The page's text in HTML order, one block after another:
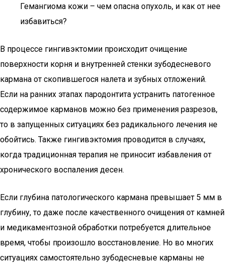
Гемангиома кожи – чем опасна опухоль, и как от нее
избавиться?
В процессе гингивэктомии происходит очищение
поверхности корня и внутренней стенки зубодесневого
кармана от скопившегося налета и зубных отложений.
Если на ранних этапах пародонтита устранить патогенное
содержимое карманов можно без применения разрезов,
то в запущенных ситуациях без радикального лечения не
обойтись. Также гингивэктомия проводится в случаях,
когда традиционная терапия не приносит избавления от
хронического воспаления десен.
Если глубина патологического кармана превышает 5 мм в
глубину, то даже после качественного очищения от камней
и медикаментозной обработки потребуется длительное
время, чтобы произошло восстановление. Но во многих
ситуациях самостоятельно зубодесневые карманы не